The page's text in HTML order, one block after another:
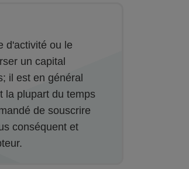
d'activité ou le
un capital
il est en général
la plupart du temps
de souscrire
conséquent et